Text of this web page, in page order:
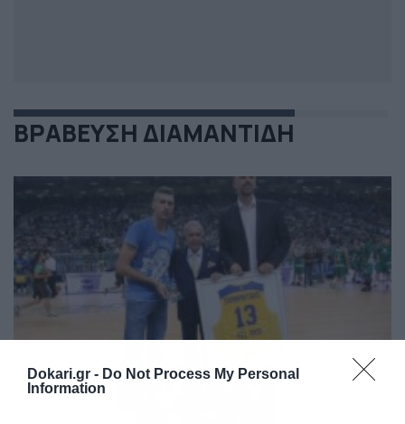
Dokari.gr - Do Not Process My Personal
Information
ΒΡΑΒΕΥΣΗ ΔΙΑΜΑΝΤΙΔΗ